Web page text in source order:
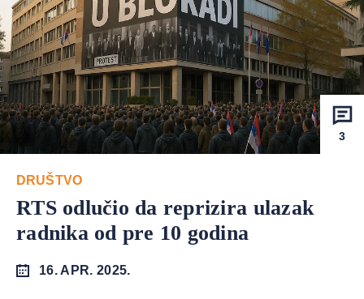
3
DRUŠTVO
RTS odlučio da reprizira ulazak
radnika od pre 10 godina
16. APR. 2025.